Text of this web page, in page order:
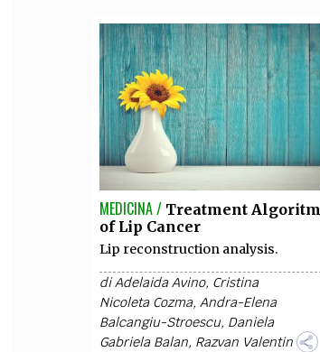
MEDICINA / Treatment Algoritm
of Lip Cancer
Lip reconstruction analysis.
diAdelaida Avino, Cristina
Nicoleta Cozma, Andra-Elena
Balcangiu-Stroescu, Daniela
Gabriela Balan, Razvan Valentin